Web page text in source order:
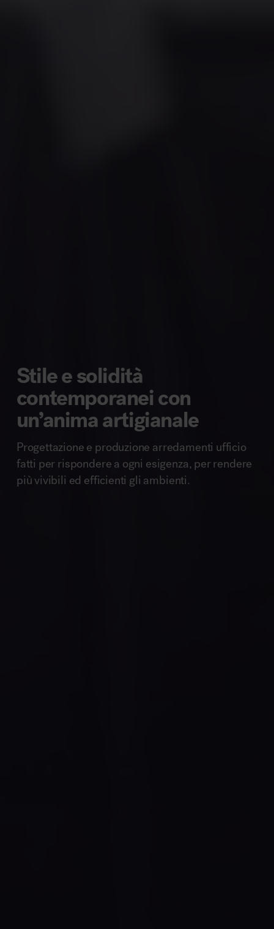
Stile e solidità
contemporanei con
un’anima artigianale
Progettazione e produzione arredamenti ufficio
fatti per rispondere a ogni esigenza, per rendere
più vivibili ed efficienti gli ambienti.